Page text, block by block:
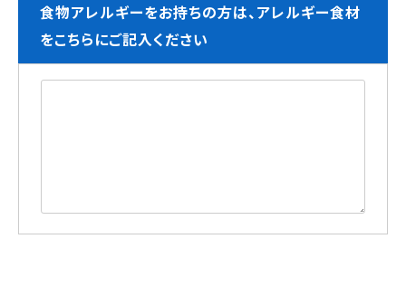
食物アレルギーをお持ちの方は、アレルギー食材
をこちらにご記入ください